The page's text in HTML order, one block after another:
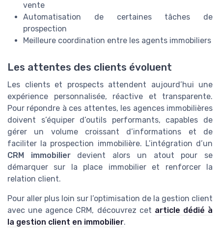
vente
Automatisation de certaines tâches de
prospection
Meilleure coordination entre les agents immobiliers
Les attentes des clients évoluent
Les clients et prospects attendent aujourd’hui une
expérience personnalisée, réactive et transparente.
Pour répondre à ces attentes, les agences immobilières
doivent s’équiper d’outils performants, capables de
gérer un volume croissant d’informations et de
faciliter la prospection immobilière. L’intégration d’un
CRM immobilierdevient alors un atout pour se
démarquer sur la place immobilier et renforcer la
relation client.
Pour aller plus loin sur l’optimisation de la gestion client
avec une agence CRM, découvrez cet article dédié à
la gestion client en immobilier.